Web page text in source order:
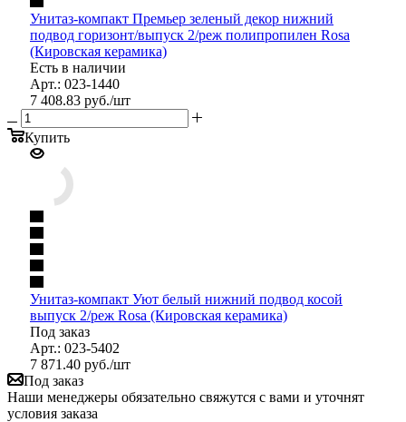
Унитаз-компакт Премьер зеленый декор нижний
подвод горизонт/выпуск 2/реж полипропилен Rosa
(Кировская керамика)
Есть в наличии
Арт.: 023-1440
7 408.83 руб./шт
Купить
Унитаз-компакт Уют белый нижний подвод косой
выпуск 2/реж Rosa (Кировская керамика)
Под заказ
Арт.: 023-5402
7 871.40 руб./шт
Под заказ
Наши менеджеры обязательно свяжутся с вами и уточнят
условия заказа